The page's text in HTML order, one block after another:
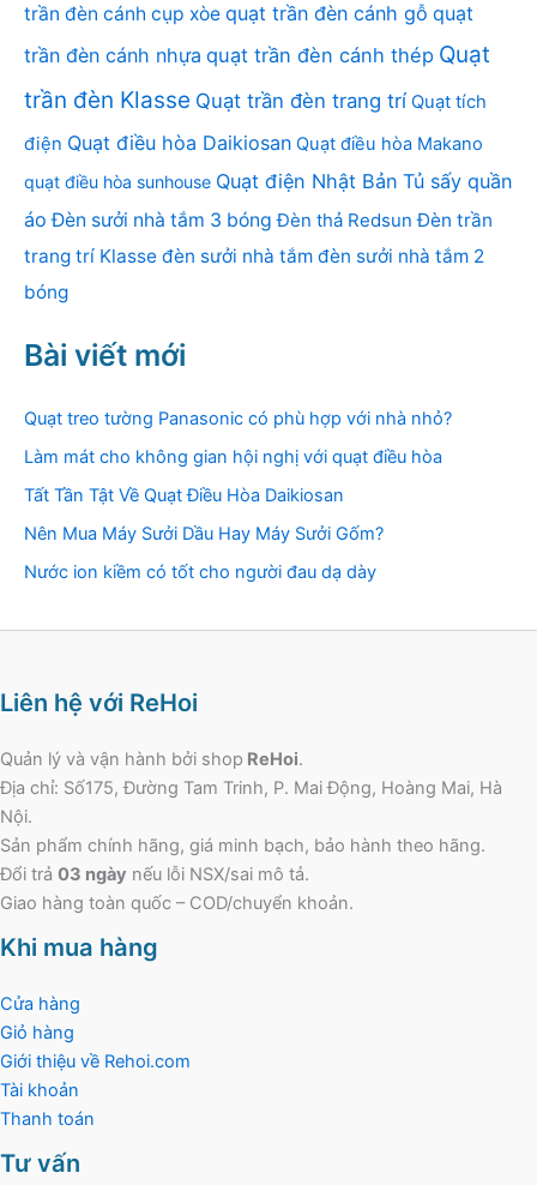
trần đèn cánh cụp xòe quạt trần đèn cánh gỗ quạt
trần đèn cánh nhựa quạt trần đèn cánh thép Quạt
trần đèn Klasse Quạt trần đèn trang trí Quạt tích
điện Quạt điều hòa Daikiosan Quạt điều hòa Makano
quạt điều hòa sunhouse Quạt điện Nhật Bản Tủ sấy quần
áo Đèn sưởi nhà tắm 3 bóng Đèn thả Redsun Đèn trần
trang trí Klasse đèn sưởi nhà tắm đèn sưởi nhà tắm 2
bóng
Bài viết mới
Quạt treo tường Panasonic có phù hợp với nhà nhỏ?
Làm mát cho không gian hội nghị với quạt điều hòa
Tất Tần Tật Về Quạt Điều Hòa Daikiosan
Nên Mua Máy Sưởi Dầu Hay Máy Sưởi Gốm?
Nước ion kiềm có tốt cho người đau dạ dày
Liên hệ với ReHoi
Quản lý và vận hành bởi shop ReHoi.
Địa chỉ: Số175, Đường Tam Trinh, P. Mai Động, Hoàng Mai, Hà
Nội.
Sản phẩm chính hãng, giá minh bạch, bảo hành theo hãng.
Đổi trả 03 ngày nếu lỗi NSX/sai mô tả.
Giao hàng toàn quốc – COD/chuyển khoản.
Khi mua hàng
Cửa hàng
Giỏ hàng
Giới thiệu về Rehoi.com
Tài khoản
Thanh toán
Tư vấn